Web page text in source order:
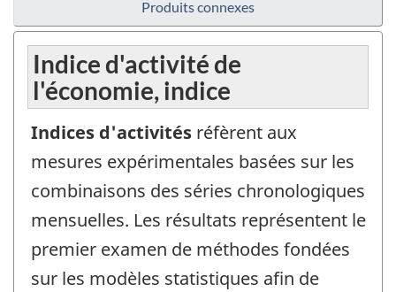
Produits connexes
Indice d'activité de
l'économie, indice
Indices d'activités réfèrent aux
mesures expérimentales basées sur les
combinaisons des séries chronologiques
mensuelles. Les résultats représentent le
premier examen de méthodes fondées
sur les modèles statistiques afin de